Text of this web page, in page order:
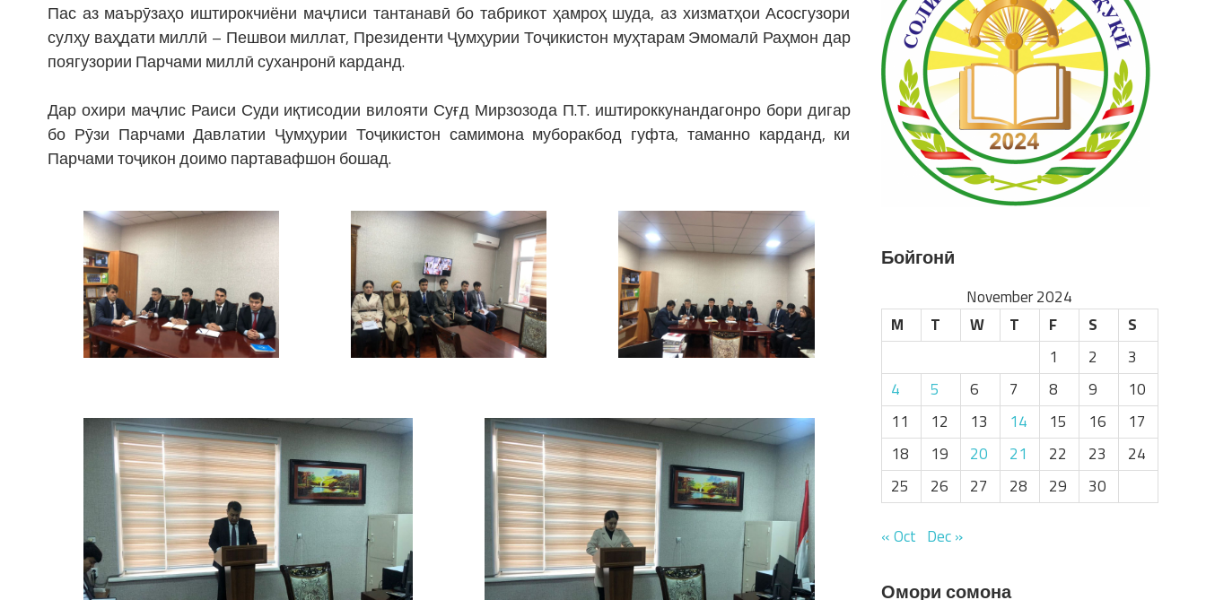
Пас аз маърӯзаҳо иштирокчиёни маҷлиси тантанавӣ бо табрикот ҳамроҳ шуда, аз хизматҳои Асосгузори
сулҳу ваҳдати миллӣ – Пешвои миллат, Президенти Ҷумҳурии Тоҷикистон муҳтарам Эмомалӣ Раҳмон дар
поягузории Парчами миллӣ суханронӣ карданд.
Дар охири маҷлис Раиси Суди иқтисодии вилояти Суғд Мирзозода П.Т. иштироккунандагонро бори дигар
бо Рӯзи Парчами Давлатии Ҷумҳурии Тоҷикистон самимона муборакбод гуфта, таманно карданд, ки
Парчами тоҷикон доимо партавафшон бошад.
Бойгонӣ
November 2024
M
T W T F S
S
1
2
3
4
5 6 7 8 9
10
11
12 13 14 15 16
17
18
19 20 21 22 23
24
25
26 27 28 29 30
« Oct Dec »
Омори сомона